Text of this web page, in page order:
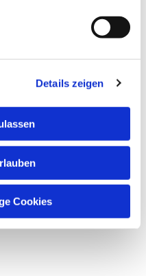
Details zeigen
Cookies